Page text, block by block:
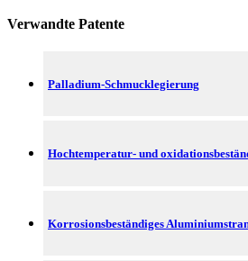
Verwandte Patente
Palladium-Schmucklegierung
Hochtemperatur- und
Korrosionsbeständiges